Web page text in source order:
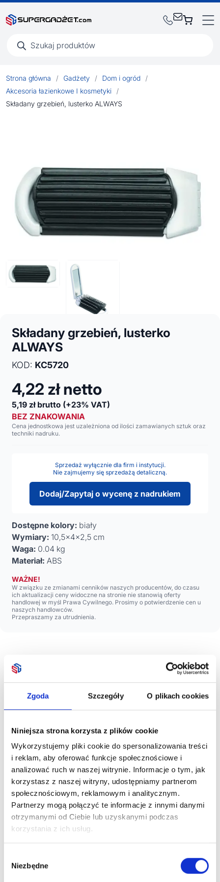
Zgoda Szczegóły O plikach cookies
Niniejsza strona korzysta z plików cookie
Wykorzystujemy pliki cookie do spersonalizowania treści
i reklam, aby oferować funkcje społecznościowe i
analizować ruch w naszej witrynie. Informacje o tym, jak
korzystasz z naszej witryny, udostępniamy partnerom
społecznościowym, reklamowym i analitycznym.
Partnerzy mogą połączyć te informacje z innymi danymi
otrzymanymi od Ciebie lub uzyskanymi podczas
korzystania z ich usług.
zgody
Niezbędne
produktów
Strona główna / Gadżety / Dom i ogród
/
Akcesoria łazienkowe I kosmetyki
/
Składany grzebień, lusterko ALWAYS
Składany grzebień, lusterko
ALWAYS
KOD: KC5720
4,22 zł netto
5,19 zł brutto (+23% VAT)
BEZ ZNAKOWANIA
Cena jednostkowa jest uzależniona od ilości zamawianych sztuk oraz
techniki nadruku.
Sprzedaż wyłącznie dla firm i instytucji.
Nie zajmujemy się sprzedażą detaliczną.
Dodaj/Zapytaj o wycenę z nadrukiem
Dostępne kolory: biały
Wymiary: 10,5x4x2,5 cm
Waga: 0.04 kg
Materiał: ABS
WAŻNE!
W związku ze zmianami cenników naszych producentów, do czasu
ich aktualizacji ceny widoczne na stronie nie stanowią oferty
handlowej w myśl Prawa Cywilnego. Prosimy o potwierdzenie cen u
naszych handlowców.
Przepraszamy za utrudnienia.
Opis
Składana szczotka do włosów z lusterkiem. Plastikowa
Zobacz również
krojenia